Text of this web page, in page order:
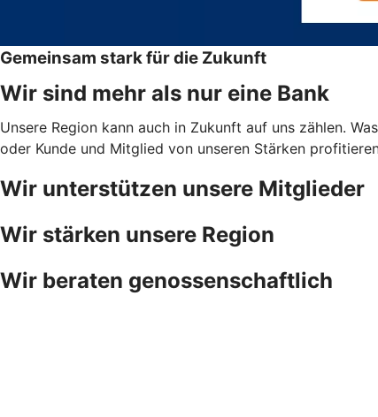
Gemeinsam stark für die Zukunft
Wir sind mehr als nur eine Bank
Unsere Region kann auch in Zukunft auf uns zählen.
oder Kunde und Mitglied von unseren Stärken
Wir unterstützen unsere Mitglieder
Wir stärken unsere Region
Wir beraten genossenschaftlich